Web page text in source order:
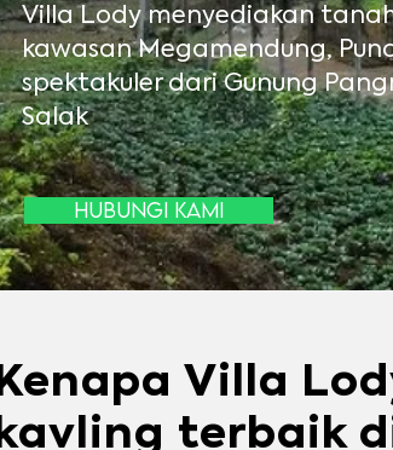
Villa Lody menyediakan
kawasan Megamendung,
spektakuler dari Gunung
Salak
Hubungi kami
Kenapa Villa
kavling terbaik